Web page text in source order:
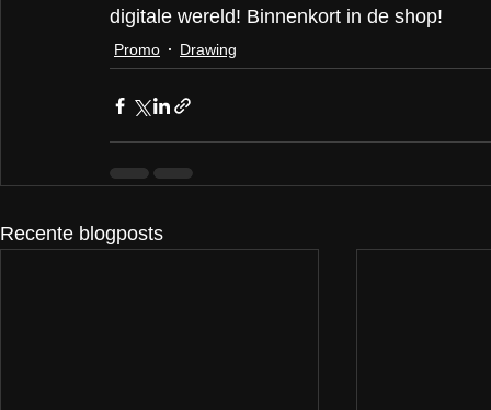
digitale wereld! Binnenkort in de shop!
Promo Drawing
Recente blogposts